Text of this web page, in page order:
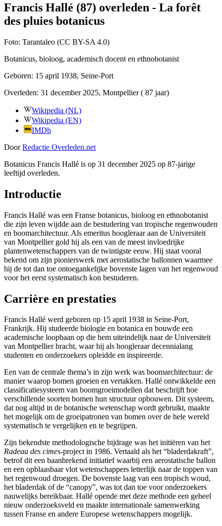
Francis Hallé (87) overleden - La forêt
des pluies botanicus
Foto: Tarantaleo (CC BY-SA 4.0)
Botanicus, bioloog, academisch docent en ethnobotanist
Geboren: 15 april 1938, Seine-Port
Overleden: 31 december 2025, Montpellier( 87 jaar)
Wikipedia (NL)
Wikipedia (EN)
IMDb
Door Redactie Overleden.net
Botanicus Francis Hallé is op 31 december 2025 op 87-jarige
leeftijd overleden.
Introductie
Francis Hallé was een Franse botanicus, bioloog en ethnobotanist
die zijn leven wijdde aan de bestudering van tropische regenwouden
en boomarchitectuur. Als emeritus hoogleraar aan de Universiteit
van Montpellier gold hij als een van de meest invloedrijke
plantenwetenschappers van de twintigste eeuw. Hij staat vooral
bekend om zijn pionierswerk met aerostatische ballonnen waarmee
hij de tot dan toe ontoegankelijke bovenste lagen van het regenwoud
voor het eerst systematisch kon bestuderen.
Carrière en prestaties
Francis Hallé werd geboren op 15 april 1938 in Seine-Port,
Frankrijk. Hij studeerde biologie en botanica en bouwde een
academische loopbaan op die hem uiteindelijk naar de Universiteit
van Montpellier bracht, waar hij als hoogleraar decennialang
studenten en onderzoekers opleidde en inspireerde.
Een van de centrale thema’s in zijn werk was boomarchitectuur: de
manier waarop bomen groeien en vertakken. Hallé ontwikkelde een
classificatiesysteem van boomgroeimodellen dat beschrijft hoe
verschillende soorten bomen hun structuur opbouwen. Dit systeem,
dat nog altijd in de botanische wetenschap wordt gebruikt, maakte
het mogelijk om de groeipatronen van bomen over de hele wereld
systematisch te vergelijken en te begrijpen.
Zijn bekendste methodologische bijdrage was het initiëren van het
Radeau des cimes-project in 1986. Vertaald als het “bladerdakraft”,
betrof dit een baanbrekend initiatief waarbij een aerostatische ballon
en een opblaasbaar vlot wetenschappers letterlijk naar de toppen van
het regenwoud droegen. De bovenste laag van een tropisch woud,
het bladerdak of de “canopy”, was tot dan toe voor onderzoekers
nauwelijks bereikbaar. Hallé opende met deze methode een geheel
nieuw onderzoeksveld en maakte internationale samenwerking
tussen Franse en andere Europese wetenschappers mogelijk.